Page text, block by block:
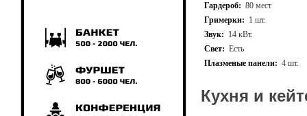
кухонное
взыскательных
сделает так, что бы
незабываемым.
Гардероб: 80 мест
Гримерки: 1 шт.
Звук: 14 кВт.
Свет: Есть
Плазменые панели: 4 шт.
Кухня и